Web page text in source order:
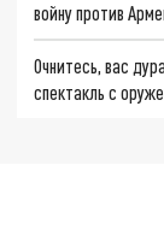
войну против
Очнитесь, вас
спектакль с